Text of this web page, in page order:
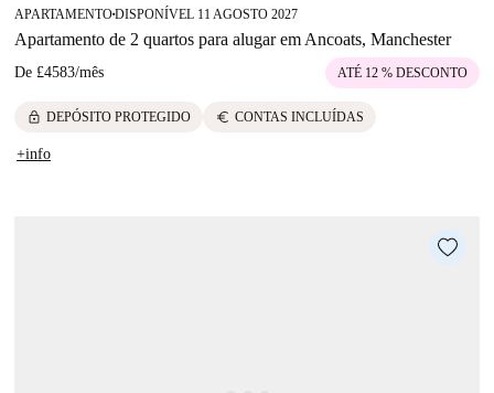
APARTAMENTO■DISPONÍVEL 11 AGOSTO 2027
Apartamento de 2 quartos para alugar em Ancoats, Manchester
De £4583/mês ATÉ 12 % DESCONTO
lock DEPÓSITO PROTEGIDO euro CONTAS INCLUÍDAS
+info